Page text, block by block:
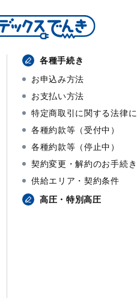
各種手続き
お申込み方法
お支払い方法
特定商取引に関する法律
各種約款等（受付中）
各種約款等（停止中）
契約変更・解約のお手続き
供給エリア・契約条件
高圧・特別高圧